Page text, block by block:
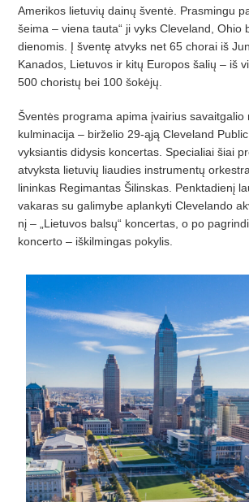
Amerikos lietuvių dainų šventė. Prasmingu
šeima – viena tauta“ ji vyks Cleveland, Ohio
dienomis. Į šventę atvyks net 65 chorai iš
Kanados, Lietuvos ir kitų Europosšalių – iš
500 choristų bei 100šokėjų.
Šventės programa apima įvairius savaitgalio
kulminacija – birželio 29-ąją Cleveland
vyksiantis didysis koncertas. Specialiai šiai
atvyksta lietuvių liaudies instrumentų
lininkas Regimantas Šilinskas. Penktadienį
vakaras su galimybe aplankyti Clevelando
nį – „Lietuvos balsų“ koncertas, o po pagrin
kon­certo– iškilmingas pokylis.